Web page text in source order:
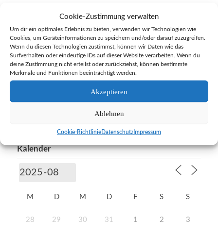
Cookie-Zustimmung verwalten
Um dir ein optimales Erlebnis zu bieten, verwenden wir Technologien wie
Cookies, um Geräteinformationen zu speichern und/oder darauf zuzugreifen.
Wenn du diesen Technologien zustimmst, können wir Daten wie das
Surfverhalten oder eindeutige IDs auf dieser Website verarbeiten. Wenn du
deine Zustimmung nicht erteilst oder zurückziehst, können bestimmte
Merkmale und Funktionen beeinträchtigt werden.
Akzeptieren
Ablehnen
Cookie-Richtlinie Datenschutz Impressum
Regionalfinale Leichtathletik 2026
Kinderfest 2026
Das Atrium lebt
Wat för e Zick
Kalender
M D M D F S S
28 29 30 31 1 2 3